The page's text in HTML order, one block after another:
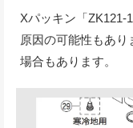
Xパッキン「ZK121-
原因の可能性もあ
場合もあります。